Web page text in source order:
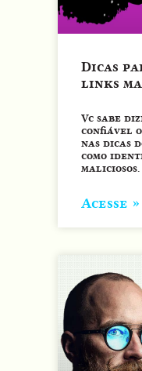
Dicas
links
Vc sabe
confiável
nas dicas
como
maliciosos.
Acesse »